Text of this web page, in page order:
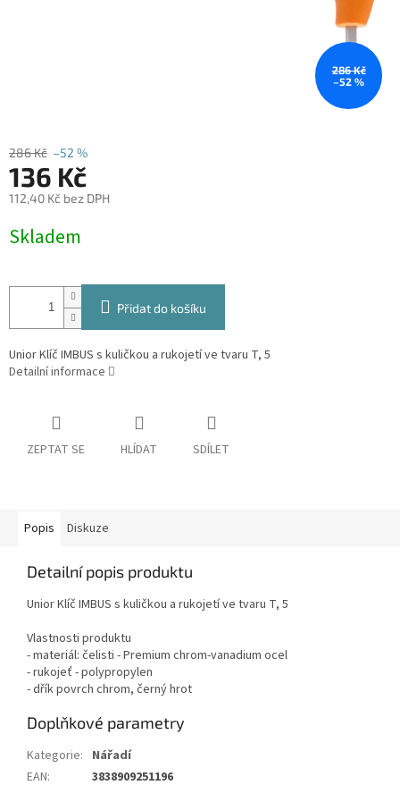
286 Kč
–52 %
286 Kč –52 %
136 Kč
112,40 Kč bez DPH
cena:
Skladem
Přidat do košíku
Unior Klíč IMBUS s kuličkou a rukojetí ve tvaru T, 5
Detailní informace
ZEPTAT SE HLÍDAT SDÍLET
Popis Diskuze
Detailní popis produktu
Unior Klíč IMBUS s kuličkou a rukojetí ve tvaru T, 5
Vlastnosti produktu
- materiál: čelisti - Premium chrom-vanadium ocel
- rukojeť - polypropylen
- dřík povrch chrom, černý hrot
Doplňkové parametry
Kategorie: Nářadí
EAN: 3838909251196